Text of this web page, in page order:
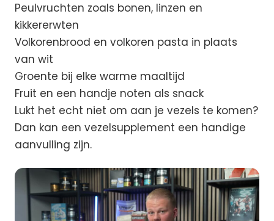
Peulvruchten zoals bonen, linzen en
kikkererwten
Volkorenbrood en volkoren pasta in plaats
van wit
Groente bij elke warme maaltijd
Fruit en een handje noten als snack
Lukt het echt niet om aan je vezels te komen?
Dan kan een vezelsupplement een handige
aanvulling zijn.